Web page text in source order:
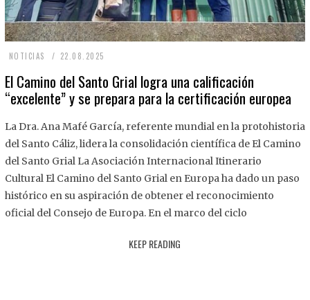
NOTICIAS 22.08.2025
.
8
2
2
El Camino del Santo Grial logra una calificación
“excelente” y se prepara para la certificación europea
La Dra. Ana Mafé García, referente mundial en la protohistoria
del Santo Cáliz, lidera la consolidación científica de El Camino
del Santo Grial La Asociación Internacional Itinerario
Cultural El Camino del Santo Grial en Europa ha dado un paso
histórico en su aspiración de obtener el reconocimiento
oficial del Consejo de Europa. En el marco del ciclo
KEEP READING